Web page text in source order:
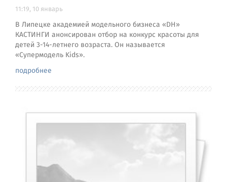
11:19, 10 январь
В Липецке академией модельного бизнеса «DH»
КАСТИНГИ анонсирован отбор на конкурс красоты для
детей 3-14-летнего возраста. Он называется
«Супермодель Kids».
подробнее